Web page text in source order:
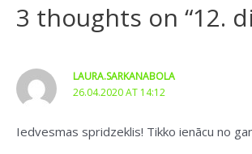
3 thoughts on “12.
LAURA.SARKANABOLA
26.04.2020 AT 14:12
Iedvesmas spridzeklis! Tikko ienācu no